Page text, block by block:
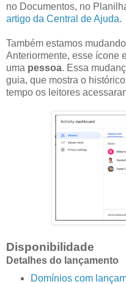
no Documentos, no
artigo da Central de Ajuda.
Também estamos
Anteriormente, esse ícone
uma pessoa. Essa
guia, que mostra o
tempo os leitores
Disponibilidade
Detalhes do lançamento
Domínios com